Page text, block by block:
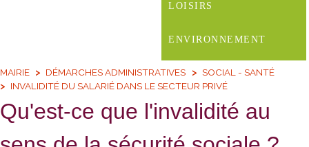
LOISIRS
ENVIRONNEMENT
MAIRIE DÉMARCHES ADMINISTRATIVES
SOCIAL - SANTÉ
INVALIDITÉ DU SALARIÉ DANS LE SECTEUR PRIVÉ
Qu'est-ce que l'invalidité au